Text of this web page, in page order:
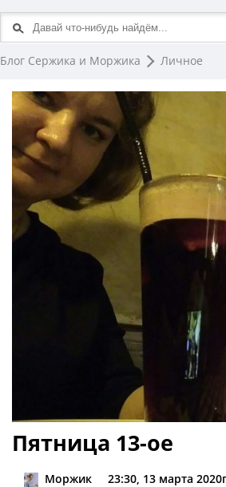
Блог Сержика и Моржика Личное
Пятница 13-ое
Моржик 23:30, 13 марта